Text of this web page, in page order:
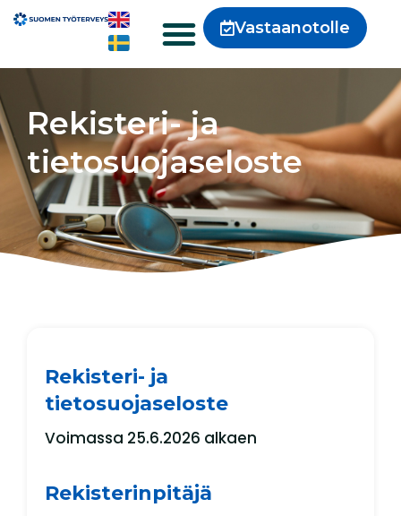
Vastaanotolle
Rekisteri- ja
tietosuojaseloste​
Rekisteri- ja
tietosuojaseloste
Voimassa 25.6.2026 alkaen
Rekisterinpitäjä